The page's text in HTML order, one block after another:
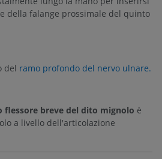
della falange prossimale del quinto
del ramo profondo del nervo ulnare.
flessore breve del dito mignolo è
a livello dell'articolazione